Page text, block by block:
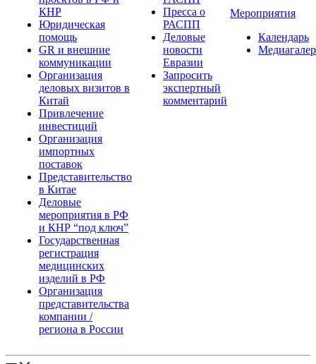
КНР
Юридическая
помощь
GR и внешние
коммуникации
Организация
деловых визитов в
Китай
Привлечение
инвестиций
Организация
импортных
поставок
Представительство
в Китае
Деловые
мероприятия в РФ
и КНР “под ключ”
Государственная
регистрация
медицинских
изделий в РФ
Организация
представительства
компании /
региона в России
Пресса о
РАСПП
Деловые
новости
Евразии
Запросить
экспертный
комментарий
Мероприятия
Календарь